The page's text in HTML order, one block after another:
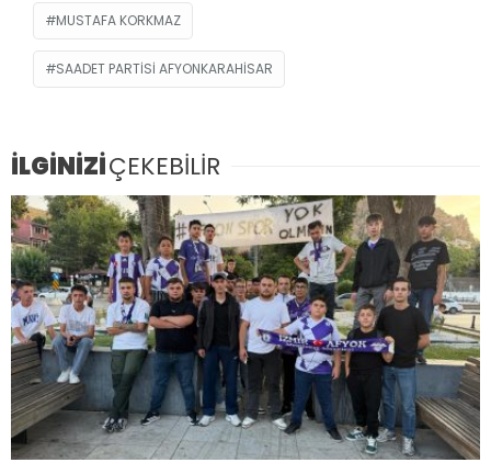
MUSTAFA KORKMAZ
SAADET PARTISI AFYONKARAHISAR
İLGİNİZİÇEKEBİLİR